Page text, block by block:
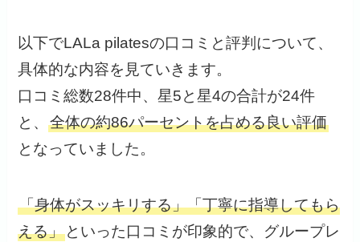
以下でLALa pilatesの口コミと評判について、
具体的な内容を見ていきます。
口コミ総数28件中、星5と星4の合計が24件
と、全体の約86パーセントを占める良い評価
となっていました。
「身体がスッキリする」「丁寧に指導してもら
える」 といった口コミが印象的で、グループレ